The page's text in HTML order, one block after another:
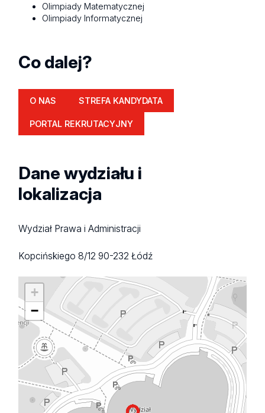
Olimpiady Matematycznej
Olimpiady Informatycznej
Co dalej?
O NAS STREFA KANDYDATA
PORTAL REKRUTACYJNY
Dane wydziału i
lokalizacja
Wydział Prawa i Administracji
Kopcińskiego 8/1290-232 Łódź
+
−